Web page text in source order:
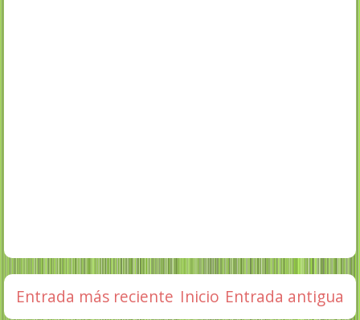
Entrada más reciente Entrada antigua
Inicio